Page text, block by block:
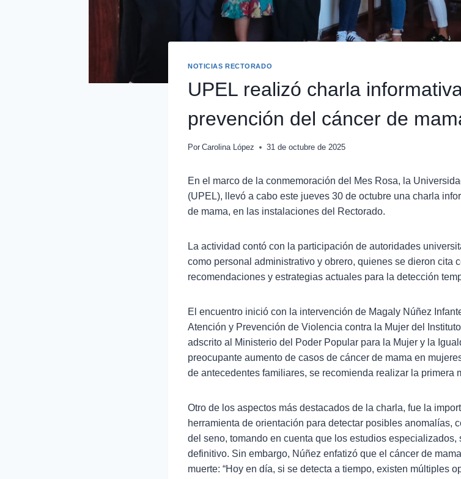
NOTICIAS RECTORADO
UPEL realizó charla
prevención del cáncer de
Por Carolina López 31 de octubre de 2025
En el marco de la conmemoración del Mes Rosa, la
(UPEL), llevó a cabo este jueves 30 de octubre una charla
de mama, en las instalaciones del Rectorado.
La actividad contó con la participación de autoridades
como personal administrativo y obrero, quienes se dieron cita
recomendaciones y estrategias actuales para la detección
El encuentro inició con la intervención de Magaly Núñez
Atención y Prevención de Violencia contra la Mujer del
adscrito al Ministerio del Poder Popular para la Mujer y la
preocupante aumento de casos de cáncer de mama en
de antecedentes familiares, se recomienda realizar la primera
Otro de los aspectos más destacados de la charla, fue la
herramienta de orientación para detectar posibles anomalías,
del seno, tomando en cuenta que los estudios
definitivo. Sin embargo, Núñez enfatizó que el cáncer de
muerte: “Hoy en día, si se detecta a tiempo, existen múltiples